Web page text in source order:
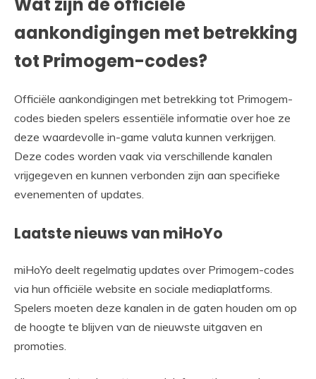
Wat zijn de officiële
aankondigingen met betrekking
tot Primogem-codes?
Officiële aankondigingen met betrekking tot Primogem-
codes bieden spelers essentiële informatie over hoe ze
deze waardevolle in-game valuta kunnen verkrijgen.
Deze codes worden vaak via verschillende kanalen
vrijgegeven en kunnen verbonden zijn aan specifieke
evenementen of updates.
Laatste nieuws van miHoYo
miHoYo deelt regelmatig updates over Primogem-codes
via hun officiële website en sociale mediaplatforms.
Spelers moeten deze kanalen in de gaten houden om op
de hoogte te blijven van de nieuwste uitgaven en
promoties.